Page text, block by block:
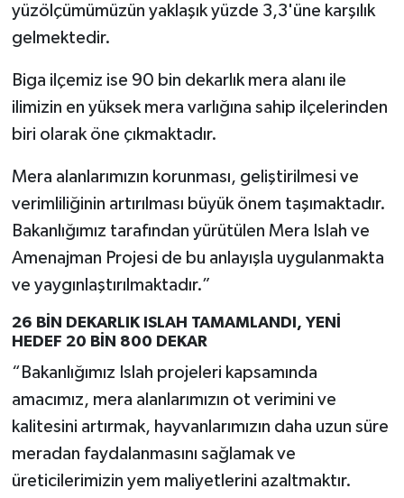
yüzölçümümüzün yaklaşık yüzde 3,3'üne karşılık
gelmektedir.
Biga ilçemiz ise 90 bin dekarlık mera alanı ile
ilimizin en yüksek mera varlığına sahip ilçelerinden
biri olarak öne çıkmaktadır.
Mera alanlarımızın korunması, geliştirilmesi ve
verimliliğinin artırılması büyük önem taşımaktadır.
Bakanlığımız tarafından yürütülen Mera Islah ve
Amenajman Projesi de bu anlayışla uygulanmakta
ve yaygınlaştırılmaktadır.”
26 BİN DEKARLIK ISLAH TAMAMLANDI, YENİ
HEDEF 20 BİN 800 DEKAR
“Bakanlığımız Islah projeleri kapsamında
amacımız, mera alanlarımızın ot verimini ve
kalitesini artırmak, hayvanlarımızın daha uzun süre
meradan faydalanmasını sağlamak ve
üreticilerimizin yem maliyetlerini azaltmaktır.